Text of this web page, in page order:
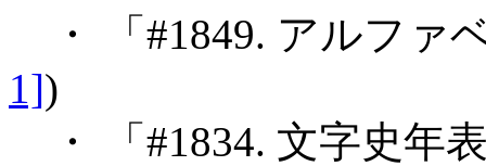
・ 「#1849. アルファ
1])
・ 「#1834. 文字史年